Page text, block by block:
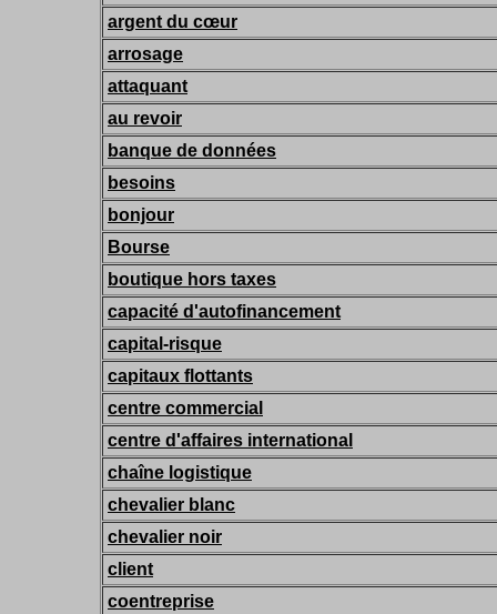
argent du cœur
arrosage
attaquant
au revoir
banque de données
besoins
bonjour
Bourse
boutique hors taxes
capacité d'autofinancement
capital-risque
capitaux flottants
centre commercial
centre d'affaires international
chaîne logistique
chevalier blanc
chevalier noir
client
coentreprise